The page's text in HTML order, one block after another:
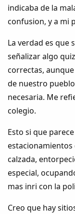
Foros
Diccionario
Traductor
Cancionero
Apodos
indicaba de la
confusion, y a mi
La verdad es que
señalizar algo
correctas,
de nuestro
necesaria. Me
colegio.
Esto si que
estacionamientos
calzada,
especial,
mas inri con la
Creo que hay